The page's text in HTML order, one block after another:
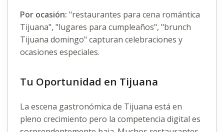
Por ocasión: "restaurantes para cena romántica
Tijuana", "lugares para cumpleaños", "brunch
Tijuana domingo" capturan celebraciones y
ocasiones especiales.
Tu Oportunidad en Tijuana
La escena gastronómica de Tijuana está en
pleno crecimiento pero la competencia digital es